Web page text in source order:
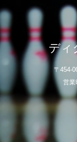
ディ
〒454-
営業